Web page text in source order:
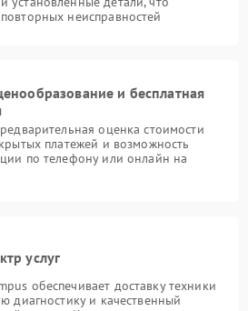
неисправностей
и бесплатная
оценка стоимости
платежей и возможность
по телефону или онлайн на
услуг
обеспечивает доставку техники
диагностику и качественный